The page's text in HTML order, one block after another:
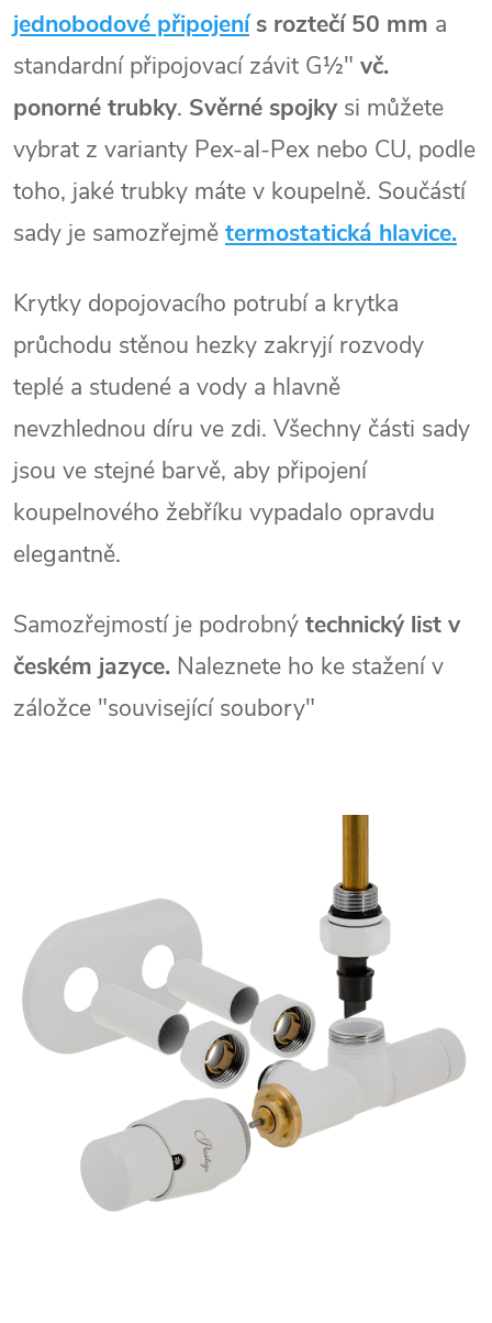
jednobodové připojenís roztečí 50 mm a
standardní připojovací závit G½" vč.
ponorné trubky. Svěrné spojky si můžete
vybrat z varianty Pex-al-Pex nebo CU, podle
toho, jaké trubky máte v koupelně. Součástí
sady je samozřejmě termostatická hlavice.
Krytky dopojovacího potrubí a krytka
průchodu stěnou hezky zakryjí rozvody
teplé a studené a vody a hlavně
nevzhlednou díru ve zdi. Všechny části sady
jsou ve stejné barvě, aby připojení
koupelnového žebříku vypadalo opravdu
elegantně.
Samozřejmostí je podrobný technický list v
českém jazyce. Naleznete ho ke stažení v
záložce "související soubory"